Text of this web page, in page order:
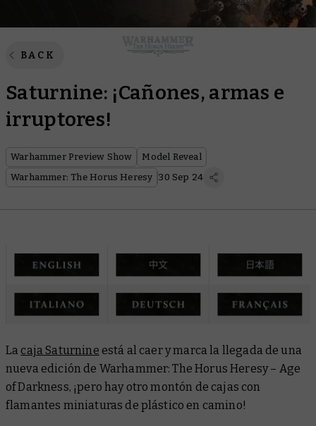
BACK
Saturnine: ¡Cañones, armas e
irruptores!
Warhammer Preview Show
Model Reveal
Warhammer: The Horus Heresy 30 Sep 24
La caja Saturnine está al caer y marca la llegada de una
nueva edición de Warhammer: The Horus Heresy – Age
of Darkness, ¡pero hay otro montón de cajas con
flamantes miniaturas de plástico en camino!